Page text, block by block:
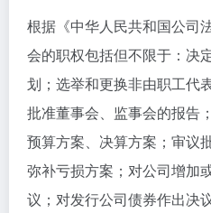
根据《中华人民共和国公司
会的职权包括但不限于：决
划；选举和更换非由职工代
批准董事会、监事会的报告
预算方案、决算方案；审议
弥补亏损方案；对公司增加
议；对发行公司债券作出决